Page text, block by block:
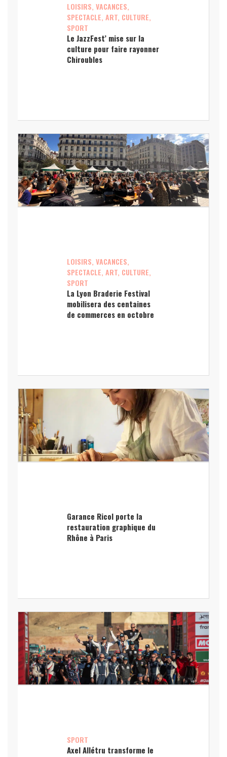
LOISIRS, VACANCES,
SPECTACLE, ART, CULTURE,
SPORT
Le JazzFest’ mise sur la
culture pour faire rayonner
Chiroubles
LOISIRS, VACANCES,
SPECTACLE, ART, CULTURE,
SPORT
La Lyon Braderie Festival
mobilisera des centaines
de commerces en octobre
Garance Ricol porte la
restauration graphique du
Rhône à Paris
SPORT
Axel Allétru transforme le